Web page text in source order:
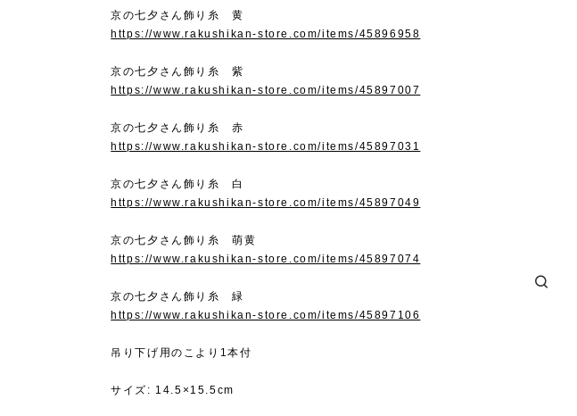
京の七夕さん飾り糸 黄
https://www.rakushikan-store.com/items/45896958
京の七夕さん飾り糸 紫
https://www.rakushikan-store.com/items/45897007
京の七夕さん飾り糸 赤
https://www.rakushikan-store.com/items/45897031
京の七夕さん飾り糸 白
https://www.rakushikan-store.com/items/45897049
京の七夕さん飾り糸 萌黄
https://www.rakushikan-store.com/items/45897074
京の七夕さん飾り糸 緑
https://www.rakushikan-store.com/items/45897106
吊り下げ用のこより1本付
サイズ: 14.5×15.5cm